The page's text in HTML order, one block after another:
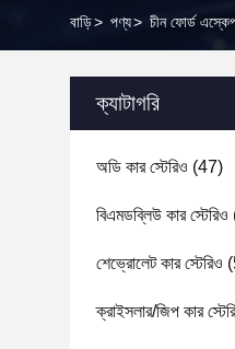
বাড়ি> পণ্য> চীন ফোর্ড
ক্যাটাগরি
অডি কার স্টেরিও (47)
বিএমডব্লিউ কার স্টেরিও
শেভ্রোলেট কার স্টেরিও
ক্রাইসলার/জিপ কার